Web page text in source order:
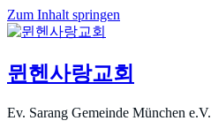
Zum Inhalt springen
뮌헨사랑교회
Ev. Sarang Gemeinde München e.V.